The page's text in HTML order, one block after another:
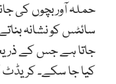
حملہ آور بچوں کی
سائٹس کو نشانہ
جاتا ہے جس کے
کیا جا سکے۔ کریڈٹ کارڈ